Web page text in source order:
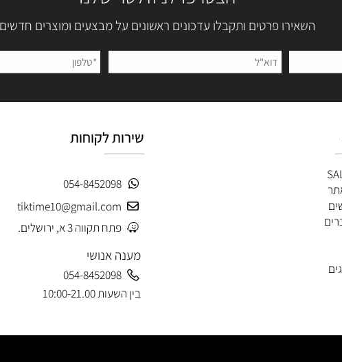
הצטרפו לניוזלטר שלנו
השאירו פרטים ותקבלו עדכונים ראשונים על מבצעים ומוצרים חדשים
שירות לקוחות
054-8452098
tiktime10@gmail.com
פתח תקווה 3 א, ירושלים.
054-8452098